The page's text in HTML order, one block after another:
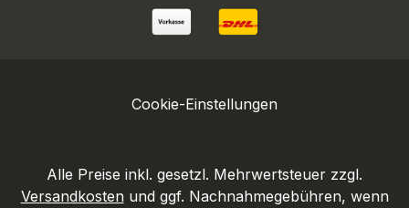
Cookie-Einstellungen
Alle Preise inkl. gesetzl. Mehrwertsteuer zzgl.
Versandkostenund ggf. Nachnahmegebühren, wenn